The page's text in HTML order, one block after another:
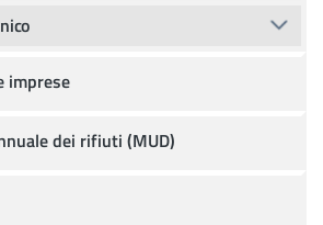
imprese
dei rifiuti (MUD)